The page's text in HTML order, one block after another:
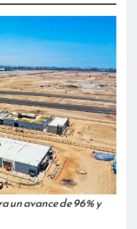
un avance de 96% y